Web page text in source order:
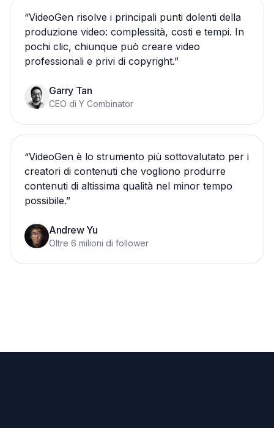
“VideoGen risolve i principali punti dolenti della
produzione video: complessità, costi e tempi. In
pochi clic, chiunque può creare video
professionali e privi di copyright.”
Garry Tan
CEO di Y Combinator
“VideoGen è lo strumento più sottovalutato per i
creatori di contenuti che vogliono produrre
contenuti di altissima qualità nel minor tempo
possibile.”
Andrew Yu
Oltre 6 milioni di follower